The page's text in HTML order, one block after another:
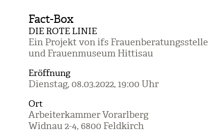
Fact-Box
DIE ROTE LINIE
Ein Pro­jekt von ifs
und Frau­en­mu­seum Hit­ti­sau
Eröffnung
Diens­tag, 08.03.2022, 19:00 Uhr
Ort
Arbei­ter­kam­mer Vor­arl­berg
Wid­nau 2-4, 6800 Feld­kirch